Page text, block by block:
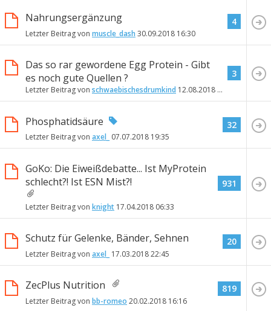
Nahrungsergänzung
Letzter Beitrag von muscle_dash 30.09.2018 16:30
4
Das so rar gewordene Egg Protein - Gibt
es noch gute Quellen ?
Letzter Beitrag von schwaebischesdrumkind 12.08.2018 19:10
3
Phosphatidsäure
Letzter Beitrag von axel_ 07.07.2018 19:35
32
GoKo: Die Eiweißdebatte... Ist MyProtein
schlecht?! Ist ESN Mist?!
Letzter Beitrag von knight 17.04.2018 06:33
931
Schutz für Gelenke, Bänder, Sehnen
Letzter Beitrag von axel_ 17.03.201822:45
20
ZecPlus Nutrition
Letzter Beitrag von bb-romeo 20.02.2018 16:16
819